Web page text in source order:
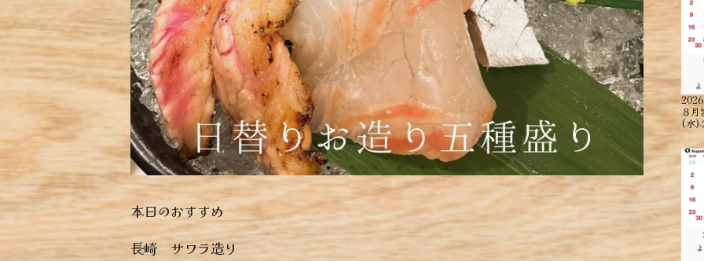
本日のおすすめ
︎長崎 サワラ造り
８月
(水)